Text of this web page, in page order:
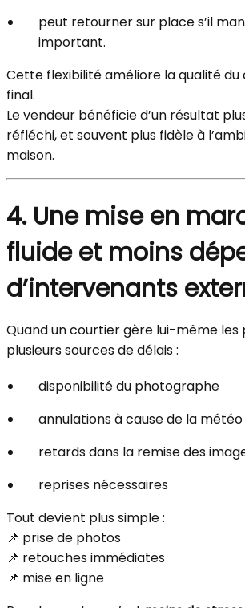
peut retourner sur place s’il
important.
Cette flexibilité améliore la qualité du
final.
Le vendeur bénéficie d’un résultat
réfléchi, et souvent plus fidèle à
maison.
4. Une mise en
fluide et moins
d’intervenants
Quand un courtier gère lui-même les
plusieurs sources de délais :
disponibilité du photographe
annulations à cause de la météo
retards dans la remise des
reprises nécessaires
Tout devient plus simple :
📌 prise de photos
📌 retouches immédiates
📌 mise en ligne